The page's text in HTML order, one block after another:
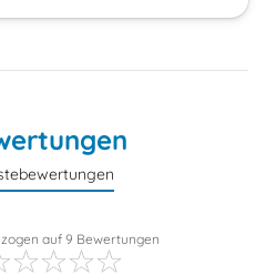
auf9 Bewertungen